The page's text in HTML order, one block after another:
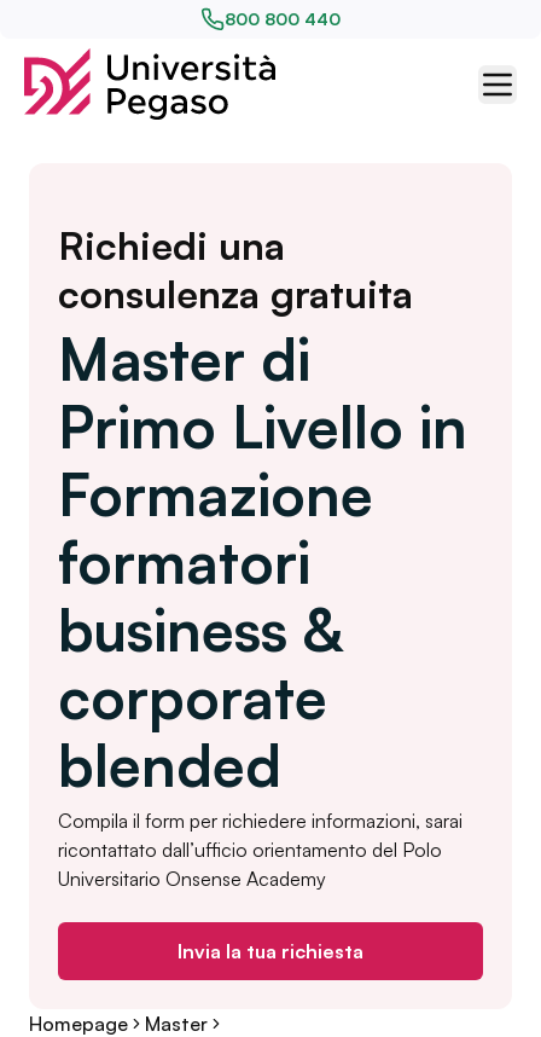
800 800 440
Richiedi una
consulenza gratuita
Master di
Primo Livello in
Formazione
formatori
business &
corporate
blended
Compila il form per richiedere informazioni, sarai
ricontattato dall’ufficio orientamento del Polo
Universitario Onsense Academy
Invia la tua richiesta
Homepage
Master